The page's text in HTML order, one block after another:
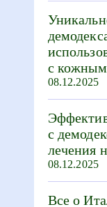
с
08.12.2025
с
лечения
08.12.2025
Все о